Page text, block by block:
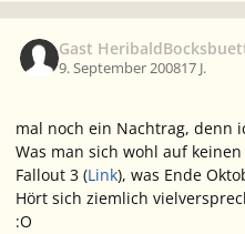
Gast
9. September 200817 J.
mal noch ein Nachtrag, denn
Was man sich wohl auf
Fallout 3 (Link), was Ende
Hört sich ziemlich
:O